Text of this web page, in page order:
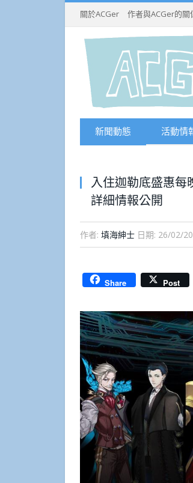
關於ACGer 作者與ACGer的關
新聞動態 活動情
入住迦勒底盛惠每
詳細情報公開
作者: 填海紳士 日期: 26/02/
Share Post